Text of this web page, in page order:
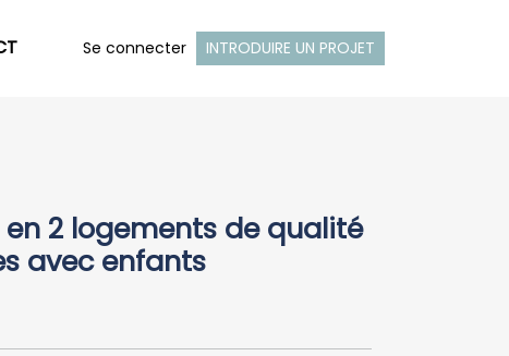
Se connecter INTRODUIRE UN PROJET
2 logements de qualité
avec enfants